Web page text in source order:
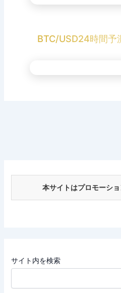
BTC/USD24時間
本サイトはプロモーシ
サイト内を検索